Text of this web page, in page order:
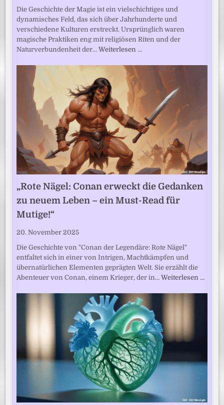
Die Geschichte der Magie ist ein vielschichtiges und
dynamisches Feld, das sich über Jahrhunderte und
verschiedene Kulturen erstreckt. Ursprünglich waren
magische Praktiken eng mit religiösen Riten und der
Naturverbundenheit der…Weiterlesen …
„Rote Nägel: Conan erweckt die Gedanken
zu neuem Leben – ein Must-Read für
Mutige!“
20. November 2025
Die Geschichte von "Conan der Legendäre: Rote Nägel"
entfaltet sich in einer von Intrigen, Machtkämpfen und
übernatürlichen Elementen geprägten Welt. Sie erzählt die
Abenteuer von Conan, einem Krieger, der in…Weiterlesen …